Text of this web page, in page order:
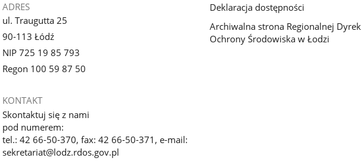
ADRES
ul. Traugutta 25
90-113 Łódź
NIP 725 19 85 793
Regon 100 59 87 50
KONTAKT
Skontaktuj się z nami
pod numerem:
tel.: 42 66-50-370, fax: 42 66-50-371, e-mail:
sekretariat@lodz.rdos.gov.pl
Deklaracja dostępności
Archiwalna strona Regionalnej
Ochrony Środowiska w Łodzi